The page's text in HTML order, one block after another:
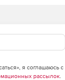
я соглашаюсь с
рассылок.